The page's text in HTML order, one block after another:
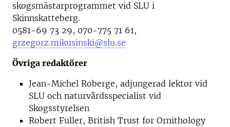
skogsmästarprogrammet vid SLU i
Skinnskatteberg.
0581-69 73 29, 070-775 71 61,
grzegorz.mikusinski@slu.se
Övriga redaktörer
Jean-Michel Roberge, adjungerad lektor vid
SLU och naturvårdsspecialist vid
Skogsstyrelsen
Robert Fuller, British Trust for Ornithology